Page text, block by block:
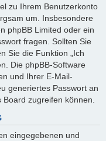
zu Ihrem Benutzerkonto
um. Insbesondere
phpBB Limited oder ein
fragen. Sollten Sie
Sie die Funktion „Ich
Die phpBB-Software
und Ihrer E-Mail-
generiertes Passwort an
zugreifen können.
eingegebenen und